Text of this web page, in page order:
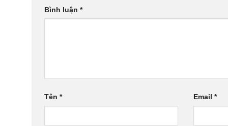
Bình luận *
Tên * Email*